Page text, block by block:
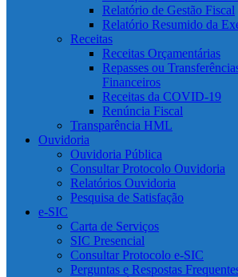
Relatório de Gestão Fiscal
Relatório Resumido da
Receitas
Receitas Orçamentárias
Repasses ou
Financeiros
Receitas da COVID-19
Renúncia Fiscal
Transparência HML
Ouvidoria
Ouvidoria Pública
Consultar Protocolo Ouvidoria
Relatórios Ouvidoria
Pesquisa de Satisfação
e-SIC
Carta de Serviços
SIC Presencial
Consultar Protocolo e-SIC
Perguntas e Respostas